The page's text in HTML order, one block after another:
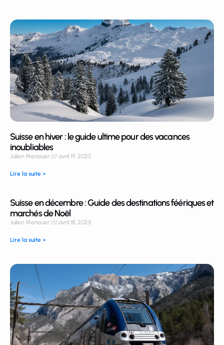
Suisse en hiver : le guide ultime pour des vacances
inoubliables
Julien Menouer avril 19, 2025
Lire la suite »
Suisse en décembre : Guide des destinations féériques et
marchés de Noël
Julien Menouer avril 18, 2025
Lire la suite »